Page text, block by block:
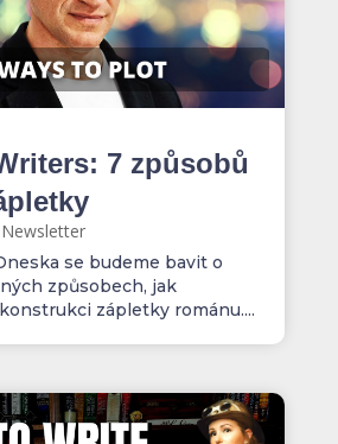
7 způsobů
Newsletter
se budeme bavit o
způsobech, jak
zápletky románu....